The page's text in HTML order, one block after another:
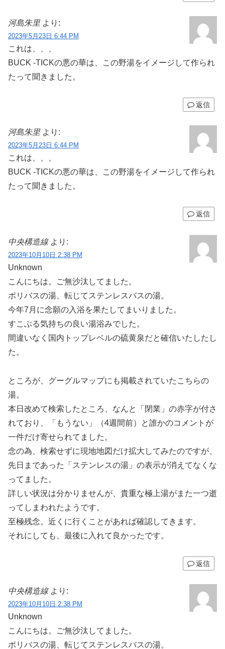
河島朱里 より:
2023年5月23日 6:44 PM
これは、、、
BUCK -TICKの悪の華は、この野湯をイメージして作られ
たって聞きました。
返信
河島朱里 より:
2023年5月23日 6:44 PM
これは、、、
BUCK -TICKの悪の華は、この野湯をイメージして作られ
たって聞きました。
返信
中央構造線 より:
2023年10月10日 2:38 PM
Unknown
こんにちは。ご無沙汰してました。
ポリバスの湯、転じてステンレスバスの湯。
今年7月に念願の入浴を果たしてまいりました。
すこぶる気持ちの良い湯浴みでした。
間違いなく国内トップレベルの硫黄泉だと確信いたしたし
た。
ところが、グーグルマップにも掲載されていたこちらの
湯。
本日改めて検索したところ、なんと「閉業」の赤字が付さ
れており、「もうない」（4週間前）と誰かのコメントが
一件だけ寄せられてました。
念の為、検索せずに現地地図だけ拡大してみたのですが、
先日まであった「ステンレスの湯」の表示が消えてなくな
ってました。
詳しい状況は分かりませんが、貴重な極上湯がまた一つ逝
ってしまわれたようです。
至極残念。近くに行くことがあれば確認してきます。
それにしても、最後に入れて良かったです。
返信
中央構造線 より:
2023年10月10日 2:38 PM
Unknown
こんにちは。ご無沙汰してました。
ポリバスの湯、転じてステンレスバスの湯。